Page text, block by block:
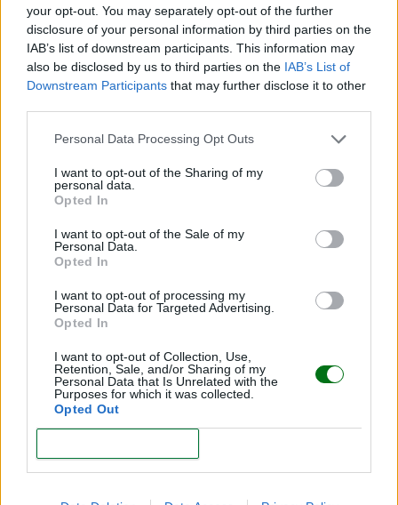
your opt-out. You may separately opt-out of the further
disclosure of your personal information by third parties on the
IAB’s list of downstream participants. This information may
also be disclosed by us to third parties on the IAB’s List of
Downstream Participants that may further disclose it to other
Personal Data Processing Opt Outs
I want to opt-out of the Sharing of my
personal data.
Opted In
I want to opt-out of the Sale of my
Personal Data.
Opted In
I want to opt-out of processing my
Personal Data for Targeted Advertising.
Opted In
I want to opt-out of Collection, Use,
Retention, Sale, and/or Sharing of my
Personal Data that Is Unrelated with the
Purposes for which it was collected.
Opted Out
LEER
Bodas sin niños: ¿decisión personal o niñofobia?